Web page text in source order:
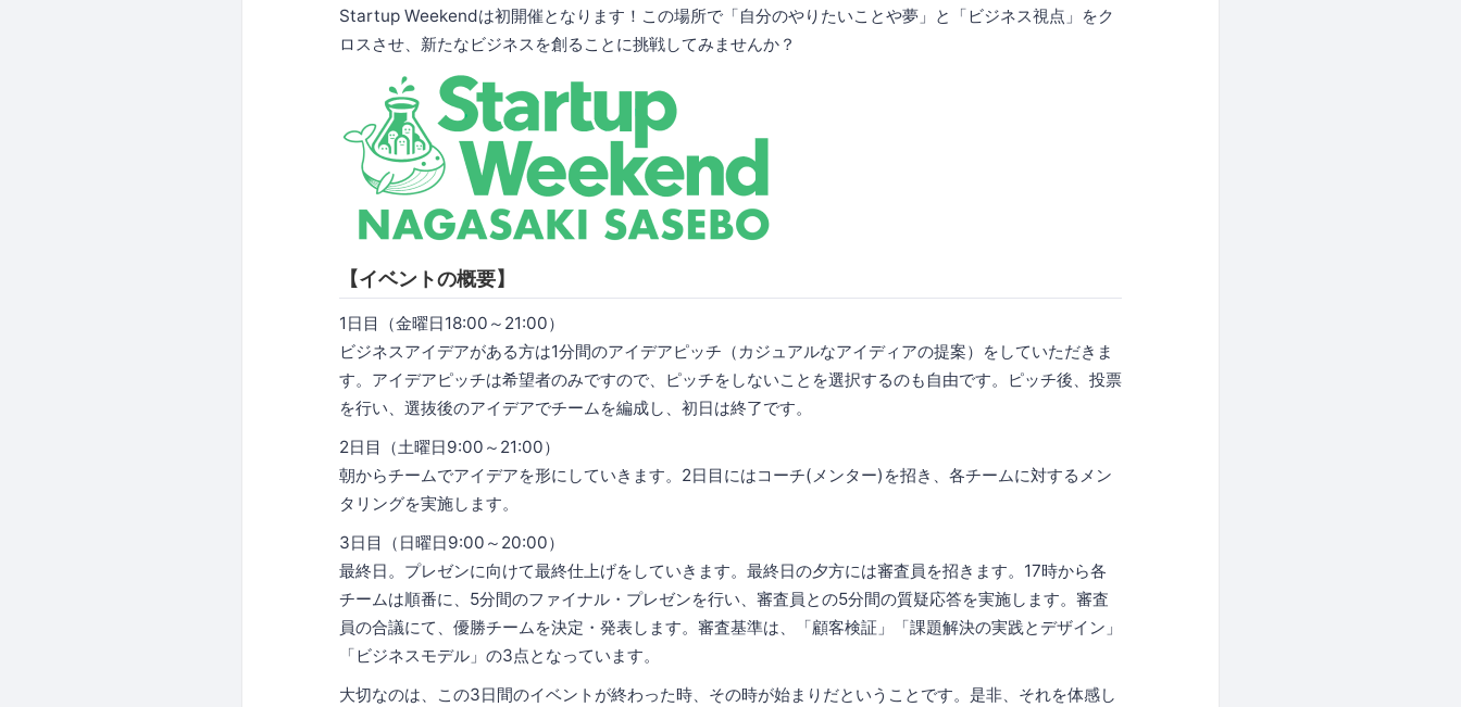
Startup Weekendは初開催となります！この場所で「自分のやりたいことや夢」と「ビジネス視点」をク
ロスさせ、新たなビジネスを創ることに挑戦してみませんか？
【イベントの概要】
1日目（金曜日18:00～21:00）
ビジネスアイデアがある方は1分間のアイデアピッチ（カジュアルなアイディアの提案）をしていただきま
す。アイデアピッチは希望者のみですので、ピッチをしないことを選択するのも自由です。ピッチ後、投票
を行い、選抜後のアイデアでチームを編成し、初日は終了です。
2日目（土曜日9:00～21:00）
朝からチームでアイデアを形にしていきます。2日目にはコーチ(メンター)を招き、各チームに対するメン
タリングを実施します。
3日目（日曜日9:00～20:00）
最終日。プレゼンに向けて最終仕上げをしていきます。最終日の夕方には審査員を招きます。17時から各
チームは順番に、5分間のファイナル・プレゼンを行い、審査員との5分間の質疑応答を実施します。審査
員の合議にて、優勝チームを決定・発表します。審査基準は、「顧客検証」「課題解決の実践とデザイン」
「ビジネスモデル」の3点となっています。
大切なのは、この3日間のイベントが終わった時、その時が始まりだということです。是非、それを体感し